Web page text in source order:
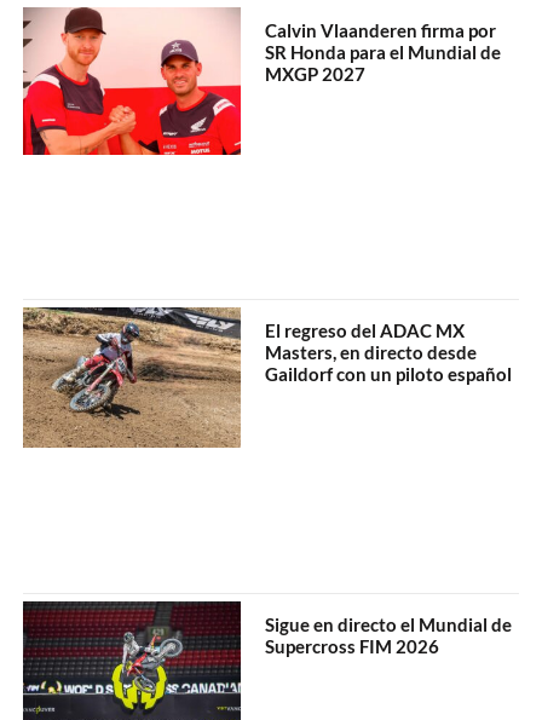
Calvin Vlaanderen firma por
SR Honda para el Mundial de
MXGP 2027
El regreso del ADAC MX
Masters, en directo desde
Gaildorf con un piloto español
Sigue en directo el Mundial de
Supercross FIM 2026